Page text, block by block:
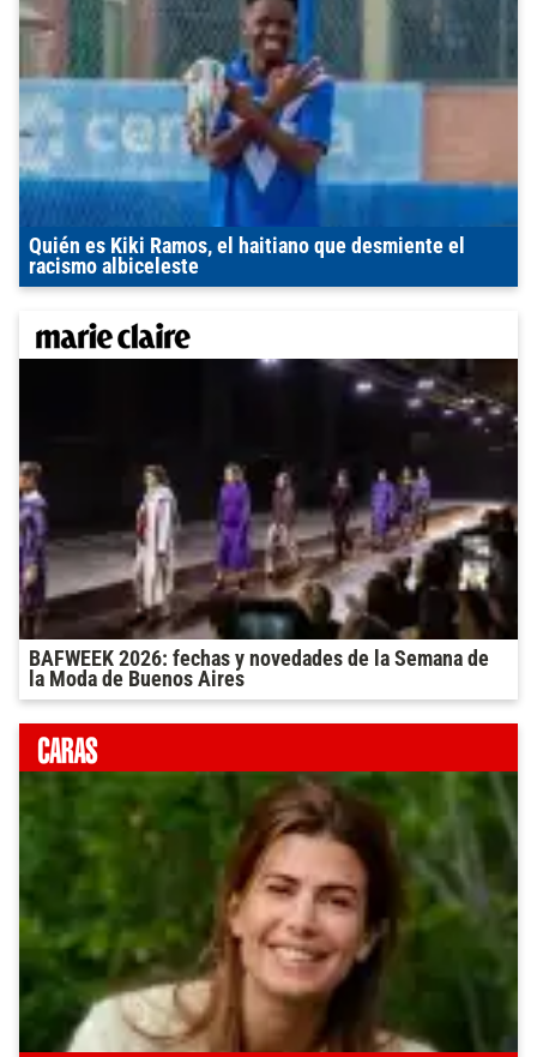
Quién es Kiki Ramos, el haitiano que desmiente el
racismo albiceleste
BAFWEEK 2026: fechas y novedades de la Semana de
la Moda de Buenos Aires